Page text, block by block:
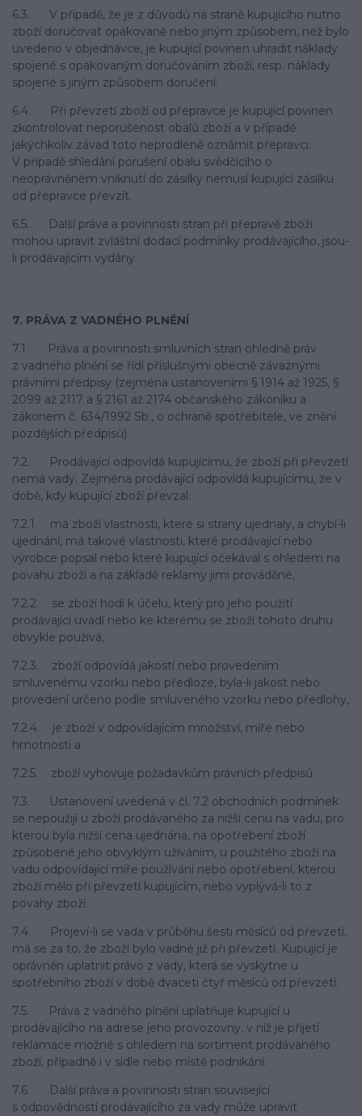
6.3. V případě, že je z důvodů na straně kupujícího nutno
zboží doručovat opakovaně nebo jiným způsobem, než bylo
uvedeno v objednávce, je kupující povinen uhradit náklady
spojené s opakovaným doručováním zboží, resp. náklady
spojené s jiným způsobem doručení.
6.4. Při převzetí zboží od přepravce je kupující povinen
zkontrolovat neporušenost obalů zboží a v případě
jakýchkoliv závad toto neprodleně oznámit přepravci.
V případě shledání porušení obalu svědčícího o
neoprávněném vniknutí do zásilky nemusí kupující zásilku
od přepravce převzít.
6.5. Další práva a povinnosti stran při přepravě zboží
mohou upravit zvláštní dodací podmínky prodávajícího, jsou-
li prodávajícím vydány.
7. PRÁVA Z VADNÉHO PLNĚNÍ
7.1. Práva a povinnosti smluvních stran ohledně práv
z vadného plnění se řídí příslušnými obecně závaznými
právními předpisy (zejména ustanoveními § 1914 až 1925, §
2099 až 2117 a § 2161 až 2174 občanského zákoníku a
zákonem č. 634/1992 Sb., o ochraně spotřebitele, ve znění
pozdějších předpisů).
7.2. Prodávající odpovídá kupujícímu, že zboží při převzetí
nemá vady. Zejména prodávající odpovídá kupujícímu, že v
době, kdy kupující zboží převzal:
7.2.1. má zboží vlastnosti, které si strany ujednaly, a chybí-li
ujednání, má takové vlastnosti, které prodávající nebo
výrobce popsal nebo které kupující očekával s ohledem na
povahu zboží a na základě reklamy jimi prováděné,
7.2.2. se zboží hodí k účelu, který pro jeho použití
prodávající uvádí nebo ke kterému se zboží tohoto druhu
obvykle používá,
7.2.3. zboží odpovídá jakostí nebo provedením
smluvenému vzorku nebo předloze, byla-li jakost nebo
provedení určeno podle smluveného vzorku nebo předlohy,
7.2.4. je zboží v odpovídajícím množství, míře nebo
hmotnosti a
7.2.5. zboží vyhovuje požadavkům právních předpisů.
7.3. Ustanovení uvedená v čl. 7.2 obchodních podmínek
se nepoužijí u zboží prodávaného za nižší cenu na vadu, pro
kterou byla nižší cena ujednána, na opotřebení zboží
způsobené jeho obvyklým užíváním, u použitého zboží na
vadu odpovídající míře používání nebo opotřebení, kterou
zboží mělo při převzetí kupujícím, nebo vyplývá-li to z
povahy zboží.
7.4. Projeví-li se vada v průběhu šesti měsíců od převzetí,
má se za to, že zboží bylo vadné již při převzetí. Kupující je
oprávněn uplatnit právo z vady, která se vyskytne u
spotřebního zboží v době dvaceti čtyř měsíců od převzetí.
7.5. Práva z vadného plnění uplatňuje kupující u
prodávajícího na adrese jeho provozovny, v níž je přijetí
reklamace možné s ohledem na sortiment prodávaného
zboží, případně i v sídle nebo místě podnikání.
7.6. Další práva a povinnosti stran související
s odpovědností prodávajícího za vady může upravit